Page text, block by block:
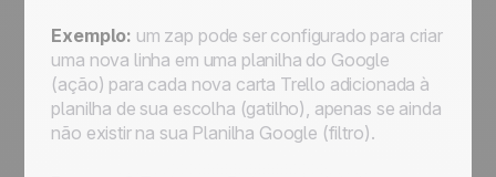
Exemplo: um zap pode ser configurado para criar
uma nova linha em uma planilha do Google
(ação) para cada nova carta Trello adicionada à
planilha de sua escolha (gatilho), apenas se ainda
não existir na sua Planilha Google (filtro).